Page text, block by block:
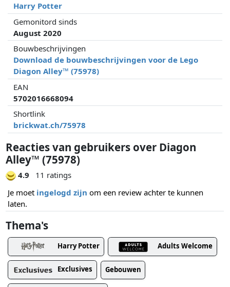
Harry Potter
Gemonitord sinds
August 2020
Bouwbeschrijvingen
Download de bouwbeschrijvingen voor de Lego
Diagon Alley™ (75978)
EAN
5702016668094
Shortlink
brickwat.ch/75978
Reacties van gebruikers over Diagon
Alley™ (75978)
4.9
11 ratings
Je moet ingelogd zijn om een review achter te kunnen
laten.
Thema's
Harry Potter Adults Welcome
Exclusives Gebouwen